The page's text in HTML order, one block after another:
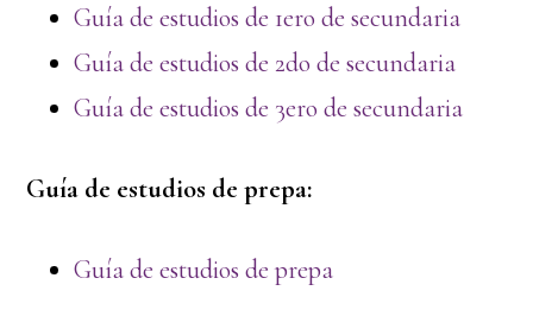
Guía de estudios de 1ero de secundaria
Guía de estudios de 2do de secundaria
Guía de estudios de 3ero de secundaria
Guía de estudios de prepa:
Guía de estudios de prepa